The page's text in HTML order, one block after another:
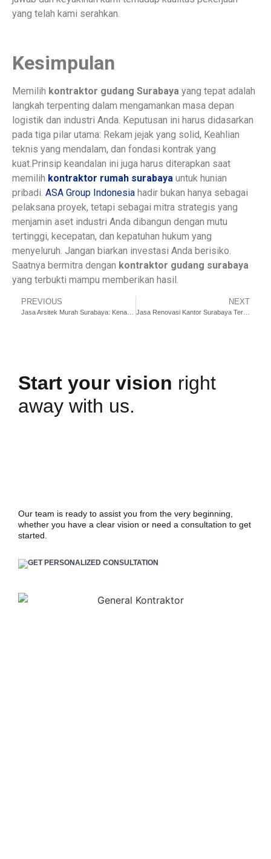
yang telah kami serahkan.
Kesimpulan
Memilih kontraktor gudang Surabaya yang tepat adalah
langkah terpenting dalam mengamankan masa depan
logistik dan industri Anda. Keputusan ini harus didasarkan
pada tiga pilar utama: Rekam jejak yang solid, Keahlian
teknis yang mendalam, dan fondasi kontrak yang
kuat.Prinsip keandalan ini juga harus diterapkan saat
memilih kontraktor rumah surabaya untuk hunian
pribadi. ASA Group Indonesia hadir bukan hanya sebagai
pelaksana proyek, tetapi sebagai mitra strategis yang
menjamin aset industri Anda dibangun dengan mutu
tertinggi, kecepatan, dan kepatuhan hukum yang
menyeluruh. Jangan biarkan investasi Anda berisiko.
Saatnya bermitra dengan kontraktor gudang surabaya
yang terbukti mampu memberikan hasil.
PREVIOUS NEXT
Jasa Renovasi Kantor Surabaya Terpercaya
Start your vision right
away with us.
Our team is ready to assist you from the very beginning,
whether you have a clear vision or need a consultation to get
started.
GET PERSONALIZED CONSULTATION